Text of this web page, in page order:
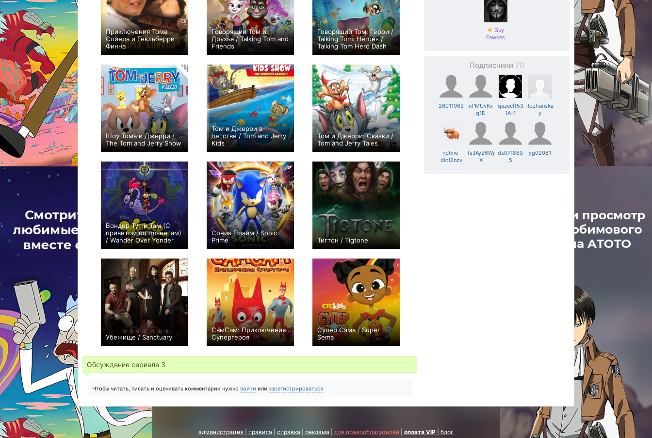
Приключения Тома
Сойера и Гекльберри
Финна
+7 3 87
Говорящий Том и
Друзья / Talking Tom and
Friends
+18 93 1281
Говорящий Том: Герои /
Talking Tom: Heroes /
Talking Tom Hero Dash
+10 30 315
Шоу Тома и Джерри /
The Tom and Jerry Show
+192 297 1860
Том и Джерри в
детстве / Tom and Jerry
Kids
+24 65 554
Том и Джерри: Сказки /
Tom and Jerry Tales
+18 6 312
Вондер Тут и Там (С
приветом по планетам)
/ Wander Over Yonder
+75 43 560
Соник Прайм / Sonic
Prime
+151 24 1694
Тигтон / Tigtone
+22 21 82
Убежище / Sanctuary
+426 58 759
СамСам: Приключения
Супергероя
0 0 50
Супер Сэма / Super
Sema
+1 44 38
Обсуждение сериала 3
Чтобы читать, писать и оценивать комментарии нужно войти или зарегистрироваться
★ Guy
Fawkes
Подписчики 70
26011962
nPMUvKx
q1D
qazecft53
1A-1
ilozhanska
y
nphne-
dlol2nzv
fsJAy26Wj
X
ds071880
5
yg02081
администрация правила справка реклама для правообладателей оплата VIP блог